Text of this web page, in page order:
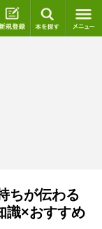
ログイン 新規登録
ちが伝わる
識×おすすめ